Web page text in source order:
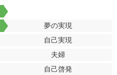
夢の実現
自己実現
夫婦
自己啓発